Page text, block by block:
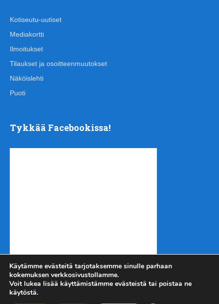
Kotiseutu-uutiset
Mediakortti
Ilmoitukset
Tilaukset ja osoitteenmuutokset
Näköislehti
Puoti
Tykkää Facebookissa!
Käytämme evästeitä tarjotaksemme sinulle parhaan
kokemuksen verkkosivustollamme.
Voit lukea lisää käyttämistämme evästeistä tai poistaa ne
käytöstä.